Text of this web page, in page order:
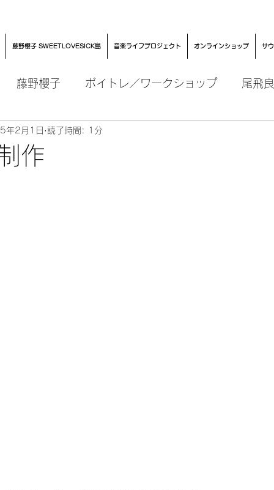
藤野櫻子 SWEETLOVESICK島 音楽ライフプロジェクト オンラインショップ サ
藤野櫻子 ボイトレ／ワークショップ 尾飛
作
年2月1日 読了時間: 1分